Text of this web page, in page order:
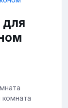
комната